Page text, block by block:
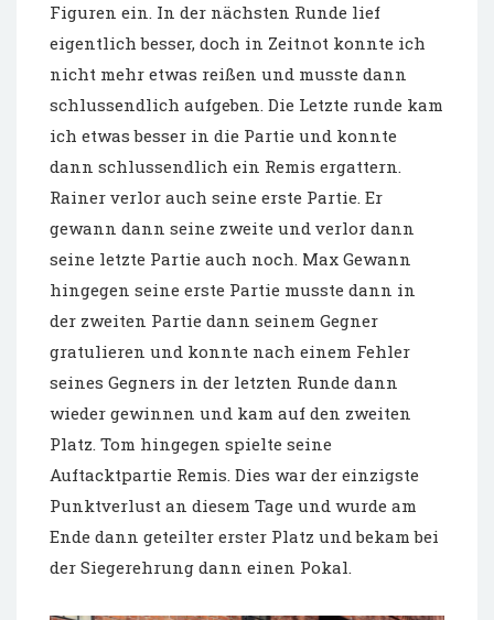
Figuren ein. In der nächsten Runde lief
eigentlich besser, doch in Zeitnot konnte ich
nicht mehr etwas reißen und musste dann
schlussendlich aufgeben. Die Letzte runde kam
ich etwas besser in die Partie und konnte
dann schlussendlich ein Remis ergattern.
Rainer verlor auch seine erste Partie. Er
gewann dann seine zweite und verlor dann
seine letzte Partie auch noch. Max Gewann
hingegen seine erste Partie musste dann in
der zweiten Partie dann seinem Gegner
gratulieren und konnte nach einem Fehler
seines Gegners in der letzten Runde dann
wieder gewinnen und kam auf den zweiten
Platz. Tom hingegen spielte seine
Auftacktpartie Remis. Dies war der einzigste
Punktverlust an diesem Tage und wurde am
Ende dann geteilter erster Platz und bekam bei
der Siegerehrung dann einen Pokal.